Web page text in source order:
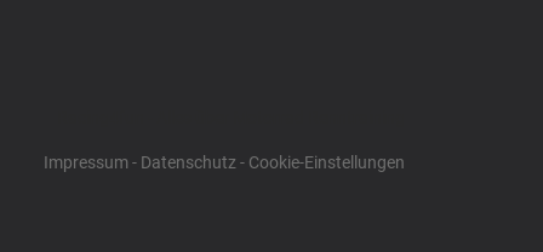
Impressum - Datenschutz- Cookie-Einstellungen